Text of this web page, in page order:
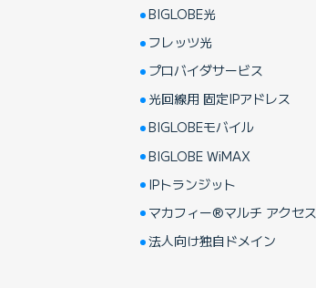
BIGLOBE光
フレッツ光
プロバイダサービス
光回線用 固定IPアドレス
BIGLOBEモバイル
BIGLOBE WiMAX
IPトランジット
マカフィー®マルチ アクセス
法人向け独自ドメイン